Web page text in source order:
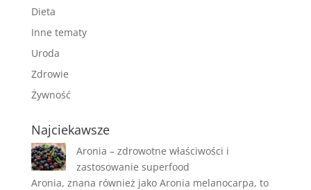
Dieta
Inne tematy
Uroda
Zdrowie
Żywność
Najciekawsze
Aronia – zdrowotne właściwości i
zastosowanie superfood
Aronia, znana również jako Aronia melanocarpa, to